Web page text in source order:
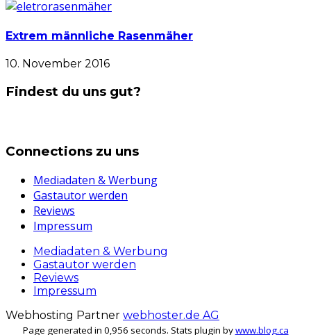
Extrem männliche Rasenmäher
10. November 2016
Findest du uns gut?
Connections zu uns
Mediadaten & Werbung
Gastautor werden
Reviews
Impressum
Mediadaten & Werbung
Gastautor werden
Reviews
Impressum
Webhosting Partner webhoster.de AG
Page generated in 0,956 seconds. Stats plugin bywww.blog.ca